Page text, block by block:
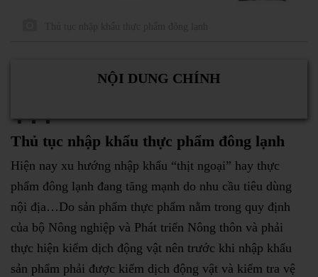
NỘI DUNG CHÍNH
Thủ tục nhập khẩu thực phẩm đông lạnh
Hiện nay xu hướng nhập khẩu “thịt ngoại” hay thực
phẩm đông lạnh đang tăng mạnh do nhu cầu tiêu dùng
nội địa…Do sản phẩm thực phẩm nằm trong quy định
của bộ Nông nghiệp và Phát triển Nông thôn và phải
thực hiện kiểm dịch động vật nên trước khi nhập khẩu
sản phẩm phải được kiểm dịch động vật và kiểm tra vệ